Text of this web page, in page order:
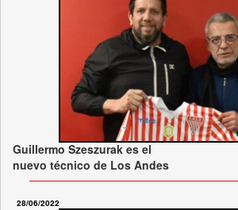
Guillermo Szeszurak es el
nuevo técnico de Los Andes
28/06/2022